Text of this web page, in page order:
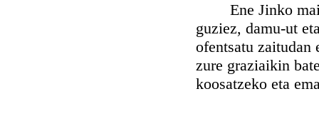
Ene Jinko
guziez, damu-ut
ofentsatu zaitudan
zure graziaikin
koosatzeko eta